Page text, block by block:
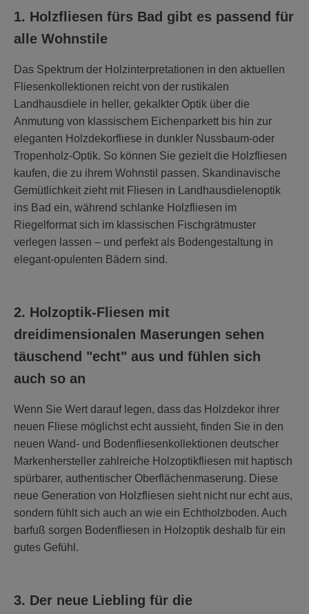
1. Holzfliesen fürs Bad gibt es passend für
alle Wohnstile
Das Spektrum der Holzinterpretationen in den aktuellen
Fliesenkollektionen reicht von der rustikalen
Landhausdiele in heller, gekalkter Optik über die
Anmutung von klassischem Eichenparkett bis hin zur
eleganten Holzdekorfliese in dunkler Nussbaum-oder
Tropenholz-Optik. So können Sie gezielt die Holzfliesen
kaufen, die zu ihrem Wohnstil passen. Skandinavische
Gemütlichkeit zieht mit Fliesen in Landhausdielenoptik
ins Bad ein, während schlanke Holzfliesen im
Riegelformat sich im klassischen Fischgrätmuster
verlegen lassen – und perfekt als Bodengestaltung in
elegant-opulenten Bädern sind.
2. Holzoptik-Fliesen mit
dreidimensionalen Maserungen sehen
täuschend "echt" aus und fühlen sich
auch so an
Wenn Sie Wert darauf legen, dass das Holzdekor ihrer
neuen Fliese möglichst echt aussieht, finden Sie in den
neuen Wand- und Bodenfliesenkollektionen deutscher
Markenhersteller zahlreiche Holzoptikfliesen mit haptisch
spürbarer, authentischer Oberflächenmaserung. Diese
neue Generation von Holzfliesen sieht nicht nur echt aus,
sondern fühlt sich auch an wie ein Echtholzboden. Auch
barfuß sorgen Bodenfliesen in Holzoptik deshalb für ein
gutes Gefühl.
3. Der neue Liebling für die